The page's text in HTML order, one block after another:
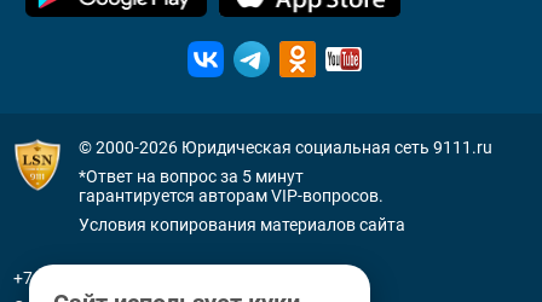
© 2000-2026 Юридическая социальная сеть 9111.ru
*Ответ на вопрос за 5 минут
гарантируется авторам VIP-вопросов.
Условия копирования материалов сайта
+7 (800) 505-91-11